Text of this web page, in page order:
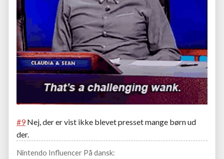
#9 Nej, der er vist ikke blevet presset mange børn ud
der.
Nintendo Influencer På dansk: